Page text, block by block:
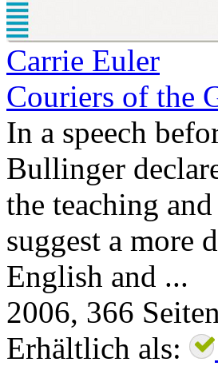
Carrie Euler
Couriers of the
In a speech
Bullinger
the teaching
suggest a more
English and ...
2006, 366
Erhältlich als: